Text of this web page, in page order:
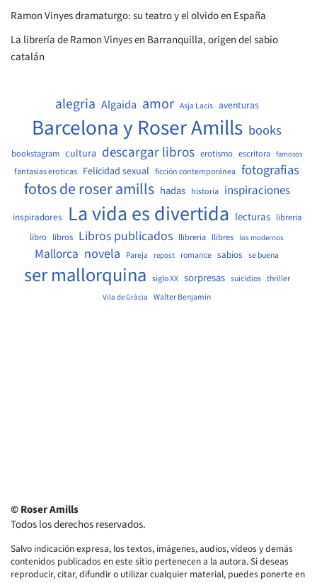
Ramon Vinyes dramaturgo: su teatro y el olvido en España
La librería de Ramon Vinyes en Barranquilla, origen del sabio
catalán
alegria Algaida amor Asja Lacis aventuras
Barcelona y Roser Amills books
bookstagram cultura descargar libros erotismo escritora famosos
fantasias eroticas Felicidad sexual ficción contemporánea fotografias
fotos de roser amills hadas historia inspiraciones
inspiradores La vida es divertida lecturas libreria
libro libros Libros publicados llibreria llibres los modernos
Mallorca novela Pareja repost romance sabios se buena
ser mallorquina siglo XX sorpresas suicidios thriller
Vila de Gràcia Walter Benjamin
© Roser Amills
Todos los derechos reservados.
Salvo indicación expresa, los textos, imágenes, audios, vídeos y demás
contenidos publicados en este sitio pertenecen a la autora. Si deseas
reproducir, citar, difundir o utilizar cualquier material, puedes ponerte en